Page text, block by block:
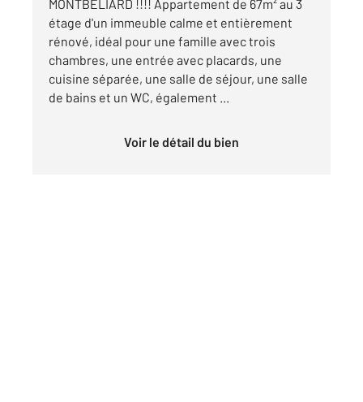
MONTBELIARD !!!! Appartement de 67m² au 3
étage d'un immeuble calme et entièrement
rénové, idéal pour une famille avec trois
chambres, une entrée avec placards, une
cuisine séparée, une salle de séjour, une salle
de bains et un WC, également ...
Voir le détail du bien